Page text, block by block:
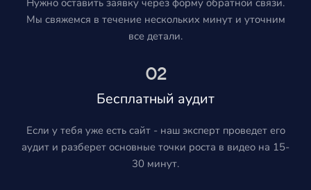
Нужно оставить заявку через форму обратной связи.
Мы свяжемся в течение нескольких минут и уточним
все детали.
02
Бесплатный аудит
Если у тебя уже есть сайт - наш эксперт проведет его
аудит и разберет основные точки роста в видео на 15-
30 минут.